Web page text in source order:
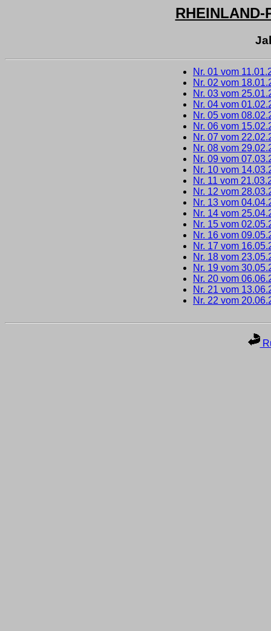
RHEINLAND-
Nr. 01 vom
Nr. 02 vom
Nr. 03 vom
Nr. 04 vom
Nr. 05 vom
Nr. 06 vom
Nr. 07 vom
Nr. 08 vom
Nr. 09 vom
Nr. 10 vom
Nr. 11 vom
Nr. 12 vom
Nr. 13 vom
Nr. 14 vom
Nr. 15 vom
Nr. 16 vom
Nr. 17 vom
Nr. 18 vom
Nr. 19 vom
Nr. 20 vom
Nr. 21 vom
Nr. 22 vom